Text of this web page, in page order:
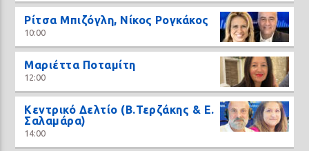
Ρίτσα Μπιζόγλη, Νίκος Ρογκάκος
10:00
Μαριέττα Ποταμίτη
12:00
Κεντρικό Δελτίο (Β.Τερζάκης & Ε.
Σαλαμάρα)
14:00